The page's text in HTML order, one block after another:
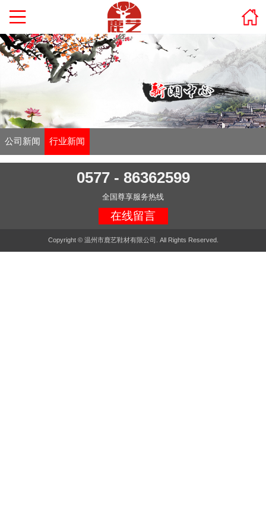
公司新闻 行业新闻
0577 - 86362599
全国尊享服务热线
在线留言
Copyright © 温州市鹿艺鞋材有限公司. All Rights Reserved.